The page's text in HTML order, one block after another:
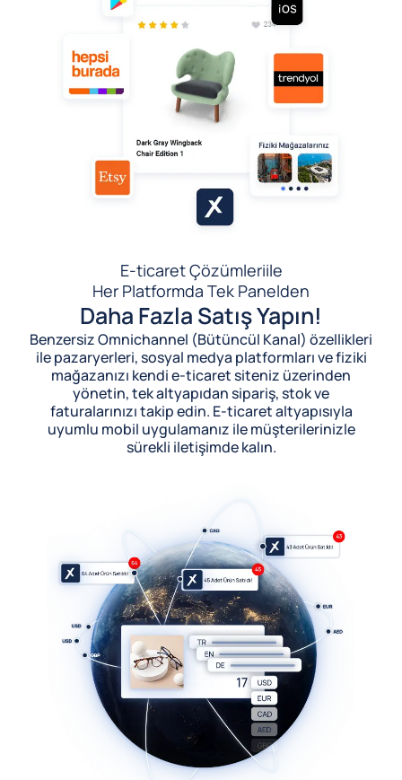
E-ticaret Çözümleriile
Her Platformda Tek Panelden
Daha Fazla Satış Yapın!
Benzersiz Omnichannel (Bütüncül Kanal) özellikleri
ile pazaryerleri, sosyal medya platformları ve fiziki
mağazanızı kendi e-ticaret siteniz üzerinden
yönetin, tek altyapıdan sipariş, stok ve
faturalarınızı takip edin. E-ticaret altyapısıyla
uyumlu mobil uygulamanız ile müşterilerinizle
sürekli iletişimde kalın.